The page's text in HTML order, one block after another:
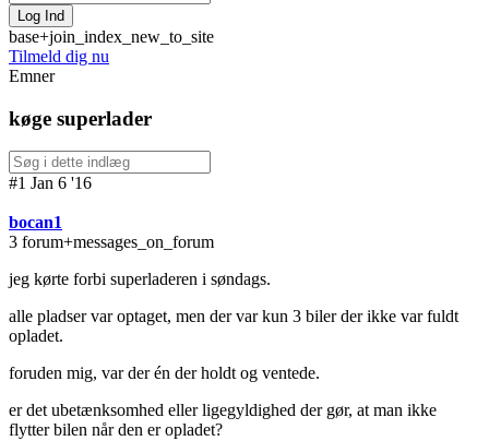
base+join_index_new_to_site
Tilmeld dig nu
Emner
køge superlader
#1 Jan 6 '16
bocan1
3 forum+messages_on_forum
jeg kørte forbi superladeren i søndags.
alle pladser var optaget, men der var kun 3 biler der ikke var fuldt
opladet.
foruden mig, var der én der holdt og ventede.
er det ubetænksomhed eller ligegyldighed der gør, at man ikke
flytter bilen når den er opladet?